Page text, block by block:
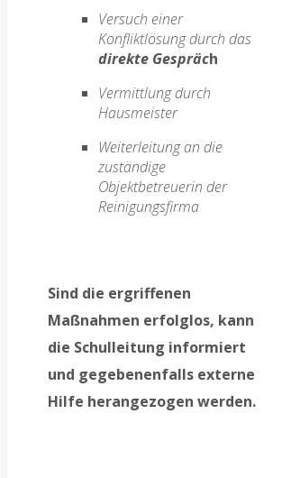
Versuch einer
Konfliktlösung durch das
direkte Gespräch
Vermittlung durch
Hausmeister
Weiterleitung an die
zuständige
Objektbetreuerin der
Reinigungsfirma
Sind die ergriffenen
Maßnahmen erfolglos, kann
die Schulleitung informiert
und gegebenenfalls externe
Hilfe herangezogen werden.